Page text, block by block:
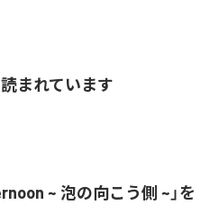
まれています
~ 泡の向こう側 ~」を